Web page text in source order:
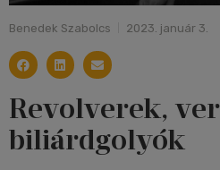
Benedek Szabolcs 2023. január 3.
Revolverek,
biliárdgolyók